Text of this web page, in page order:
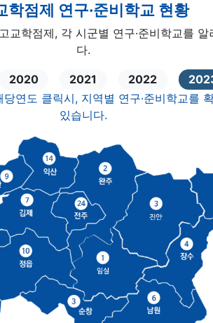
학점제 연구·준비학교 현황
교학점제, 각 시군별 연구·준비학교를 알
다.
2020 2021 2022
연도 클릭시, 지역별 연구·준비학교를
있습니다.